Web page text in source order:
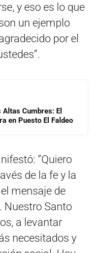
y eso es lo que
un ejemplo
por el
Cumbres: El
en Puesto El Faldeo
“Quiero
de la fe y la
mensaje de
Nuestro Santo
a levantar
necesitados y